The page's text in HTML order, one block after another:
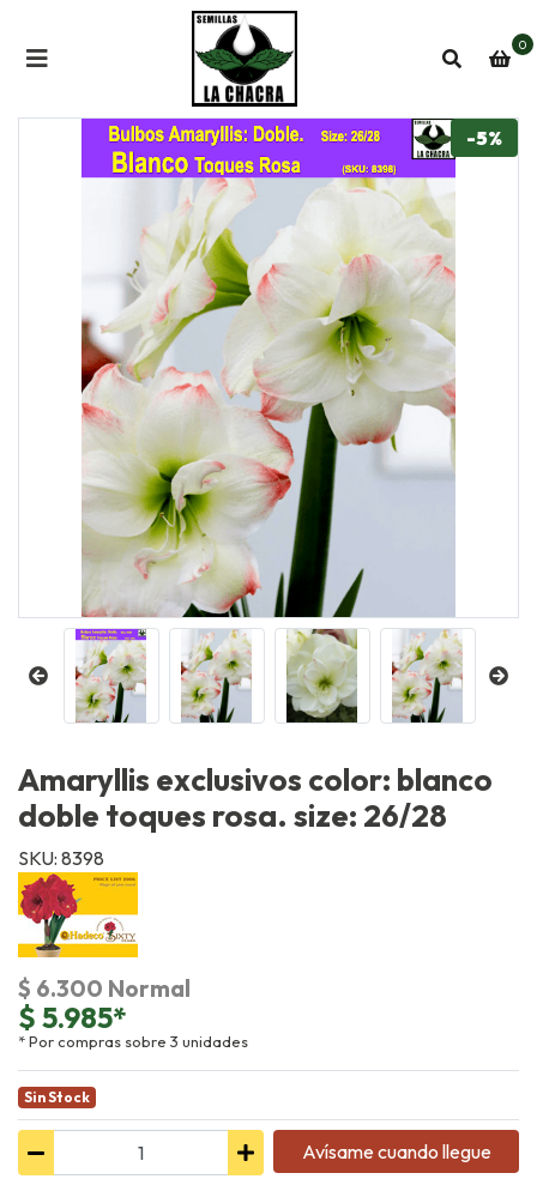
0
-5%
Amaryllis exclusivos color: blanco
doble toques rosa. size: 26/28
SKU: 8398
$ 6.300 Normal
$ 5.985*
* Por compras sobre 3 unidades
Sin Stock
Avísame cuando llegue